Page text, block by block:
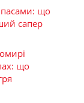
що
сапер
що